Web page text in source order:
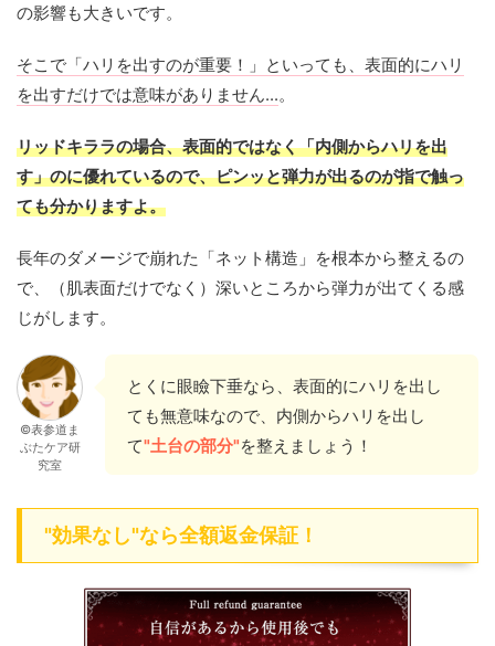
の影響も大きいです。
そこで「ハリを出すのが重要！」といっても、表面的にハリ
を出すだけでは意味がありません...。
リッドキララの場合、表面的ではなく「内側からハリを出
す」のに優れているので、ピンッと弾力が出るのが指で触っ
ても分かりますよ。
長年のダメージで崩れた「ネット構造」を根本から整えるの
で、（肌表面だけでなく）深いところから弾力が出てくる感
じがします。
©表参道ま
ぶたケア研
究室
とくに眼瞼下垂なら、表面的にハリを出し
ても無意味なので、内側からハリを出し
て"土台の部分"を整えましょう！
"効果なし"なら全額返金保証！